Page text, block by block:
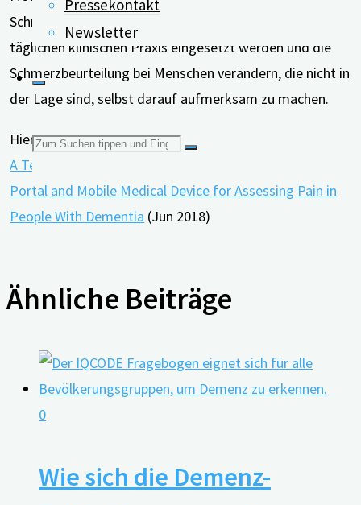
Pressekontakt
Newsletter
Suchen
Schmerzmanagementsystem sei. Es könne in der
täglichen klinischen Praxis eingesetzt werden und die
Schmerzbeurteilung bei Menschen verändern, die nicht in
der Lage sind, selbst darauf aufmerksam zu machen.
Hier finden Sie die vollständige Studie:
A Technical Note on the PainChek™ System: A Web
Portal and Mobile Medical Device for Assessing Pain in
People With Dementia (Jun 2018)
Ähnliche Beiträge
0
Wie sich die Demenz-